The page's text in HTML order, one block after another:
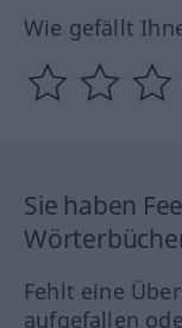
Wie gefällt
Sie haben
Fehlt eine
aufgefallen